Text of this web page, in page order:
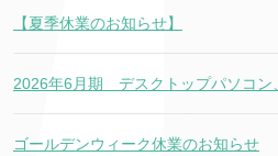
【夏季休業のお知らせ】
2026年6月期 デスクトップパソコン
ゴールデンウィーク休業のお知らせ